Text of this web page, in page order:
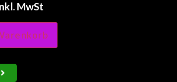
MwSt